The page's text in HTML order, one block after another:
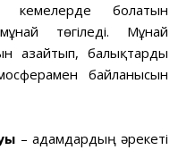
кемелерде болатын
төгіледі. Мұнай
азайтып, балықтарды
байланысын
– адамдардың әрекеті